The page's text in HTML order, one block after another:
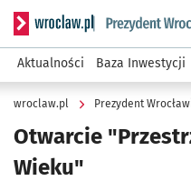
Serwis informacyjny
Aktualności Baza Inwestycji
wroclaw.pl Prezydent
Otwarcie
Wieku"